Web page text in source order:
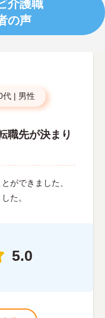
介護職
の声
代 | 男性
職先が決まり
ができました、
た。
5.0